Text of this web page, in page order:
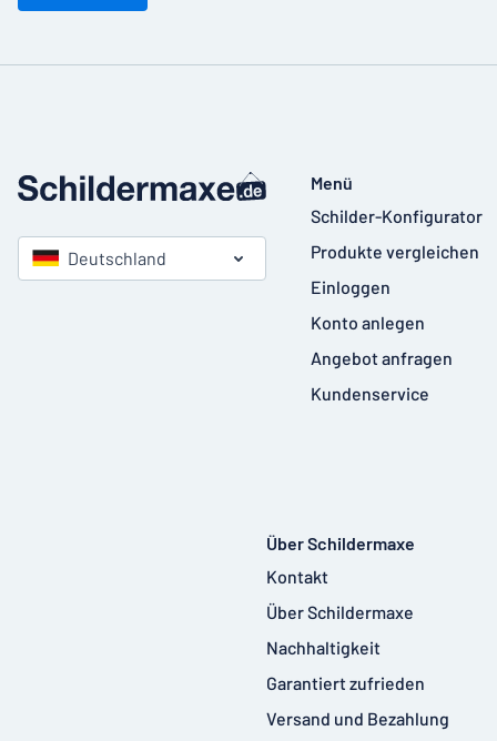
Deutschland
Menü
Schilder-Konfigurator
Produkte vergleichen
Einloggen
Konto anlegen
Angebot anfragen
Kundenservice
Über Schildermaxe
Kontakt
Über Schildermaxe
Nachhaltigkeit
Garantiert zufrieden
Versand und Bezahlung